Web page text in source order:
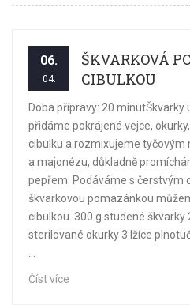
06.
04.
ŠKVARKOVÁ
CIBULKOU
Doba přípravy: 20
přidáme pokrájené vejce,
cibulku a rozmixujeme tyčovým
a majonézu, důkladně
pepřem. Podáváme s čerstvým
škvarkovou pomazánkou
cibulkou. 300 g studené škvarky
sterilované okurky 3 lžíce
Číst více